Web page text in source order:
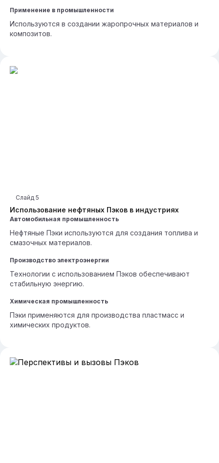
Применение в промышленности
Используются в создании жаропрочных материалов и
композитов.
Использование нефтяных Пэков в индустриях
Слайд 5
Автомобильная промышленность
Нефтяные Пэки используются для создания топлива и
смазочных материалов.
Производство электроэнергии
Технологии с использованием Пэков обеспечивают
стабильную энергию.
Химическая промышленность
Пэки применяются для производства пластмасс и
химических продуктов.